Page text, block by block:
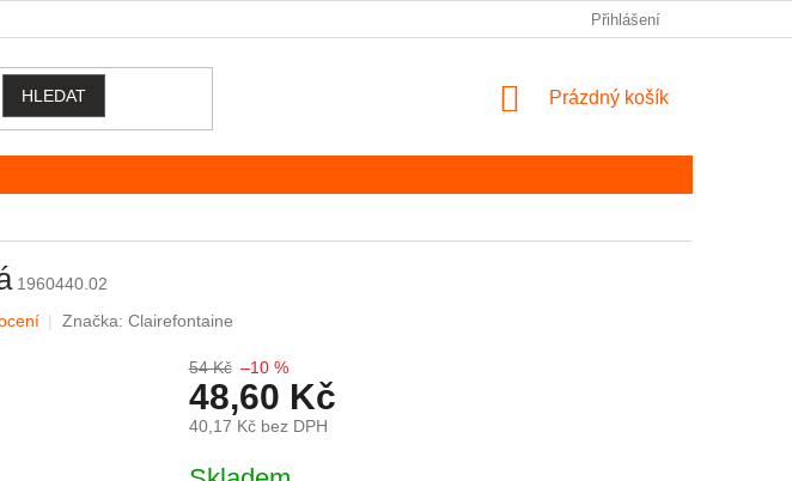
Přihlášení
HLEDAT NÁKUPNÍ KOŠÍK
Prázdný košík
1960440.02
z 5 hvězdiček.
Značka: Clairefontaine
54 Kč –10 %
48,60 Kč
40,17 Kč bez DPH